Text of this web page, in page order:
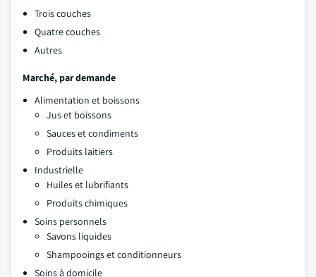
Trois couches
Quatre couches
Autres
Marché, par demande
Alimentation et boissons
Jus et boissons
Sauces et condiments
Produits laitiers
Industrielle
Huiles et lubrifiants
Produits chimiques
Soins personnels
Savons liquides
Shampooings et conditionneurs
Soins à domicile